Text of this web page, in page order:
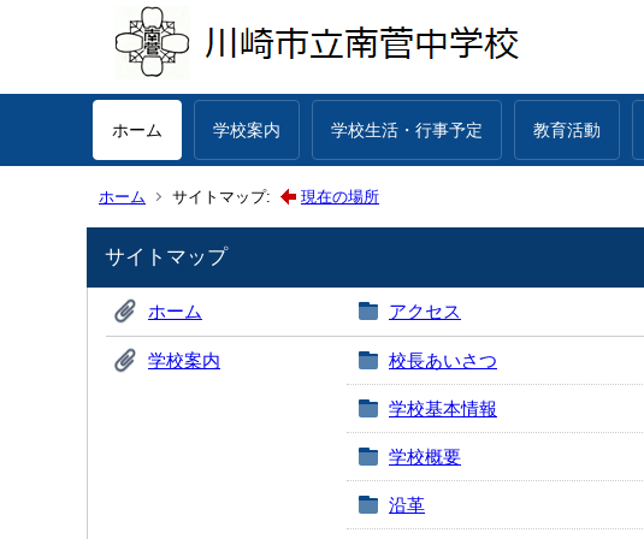
ホーム 学校案内 学校生活・行事予定 教育活動
ホーム サイトマップ: 現在の場所
サイトマップ
ホーム アクセス
学校案内 校長あいさつ
学校基本情報
学校概要
沿革